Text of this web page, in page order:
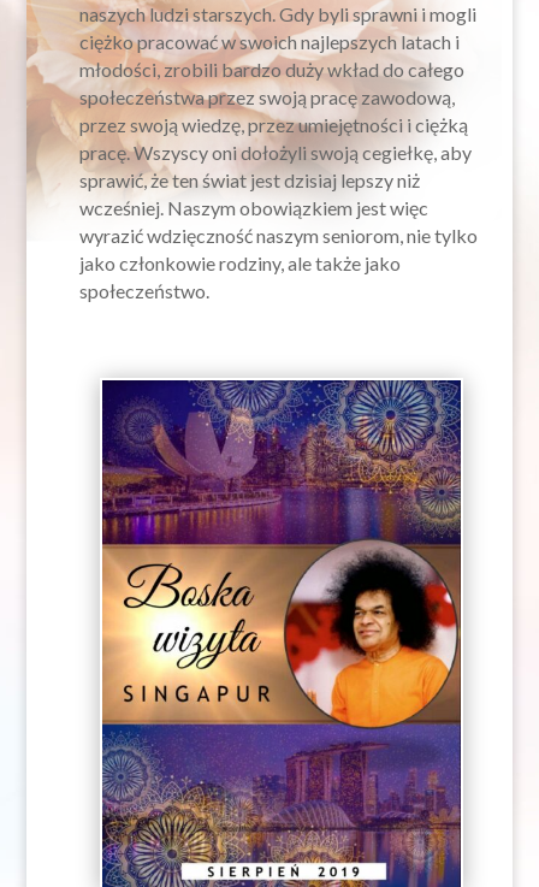
naszych ludzi starszych. Gdy byli sprawni i mogli
ciężko pracować w swoich najlepszych latach i
młodości, zrobili bardzo duży wkład do całego
społeczeństwa przez swoją pracę zawodową,
przez swoją wiedzę, przez umiejętności i ciężką
pracę. Wszyscy oni dołożyli swoją cegiełkę, aby
sprawić, że ten świat jest dzisiaj lepszy niż
wcześniej. Naszym obowiązkiem jest więc
wyrazić wdzięczność naszym seniorom, nie tylko
jako członkowie rodziny, ale także jako
społeczeństwo.